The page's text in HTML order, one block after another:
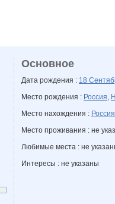
Основное
Дата рождения : 18
Место рождения : Россия,
Место нахождения : Россия
Место проживания : не
Любимые места : не
Интересы : не указаны